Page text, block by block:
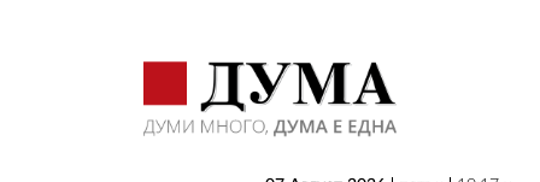
БЪЛГАРИЯ
ИКОНОМИКА